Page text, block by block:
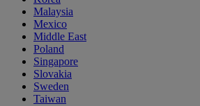
Malaysia
Mexico
Middle East
Poland
Singapore
Slovakia
Sweden
Taiwan